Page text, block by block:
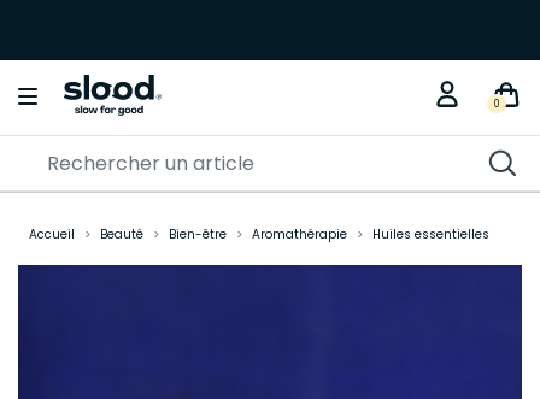
0
Accueil Beauté Bien-être Aromathérapie Huiles essentielles